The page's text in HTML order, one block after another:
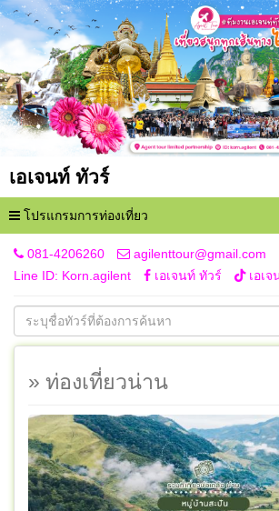
เอเจนท์ ทัวร์
โปรแกรมการท่องเที่ยว
081-4206260
agilenttour@gmail.com
Line ID: Korn.agilent
เอเจนท์ ทัวร์ เอเจ
» ท่องเที่ยวน่าน